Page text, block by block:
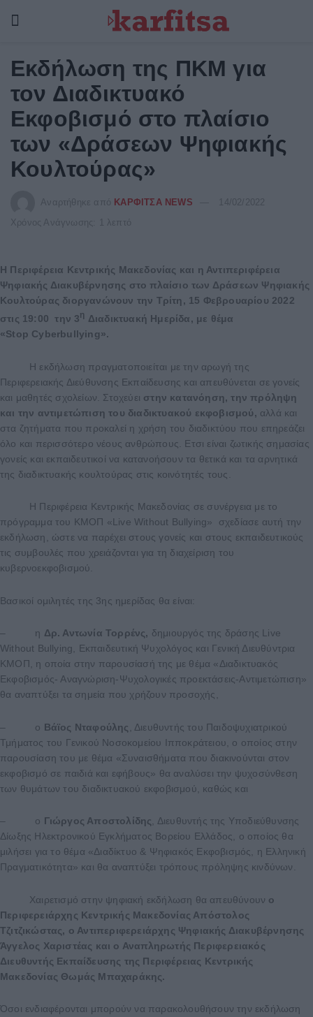
Εκδήλωση της ΠΚΜ για
τον Διαδικτυακό
Εκφοβισμό στο πλαίσιο
των «Δράσεων Ψηφιακής
Κουλτούρας»
Αναρτήθηκε από ΚΑΡΦΙΤΣΑ NEWS
Χρόνος Ανάγνωσης: 1 λεπτό
Η Περιφέρεια Κεντρικής Μακεδονίας και η Αντιπεριφέρεια
Ψηφιακής Διακυβέρνησης στο πλαίσιο των Δράσεων Ψηφιακής
Κουλτούρας διοργανώνουν την Τρίτη, 15 Φεβρουαρίου 2022
στις 19:00 την 3η Διαδικτυακή Ημερίδα, με θέμα
«Stop Cyberbullying».
Η εκδήλωση πραγματοποιείται με την αρωγή της
Περιφερειακής Διεύθυνσης Εκπαίδευσης και απευθύνεται σε γονείς
και μαθητές σχολείων. Στοχεύει στην κατανόηση, την πρόληψη
και την αντιμετώπιση του διαδικτυακού εκφοβισμού, αλλά και
στα ζητήματα που προκαλεί η χρήση του διαδικτύου που επηρεάζει
όλο και περισσότερο νέους ανθρώπους. Ετσι είναι ζωτικής σημασίας
γονείς και εκπαιδευτικοί να κατανοήσουν τα θετικά και τα αρνητικά
της διαδικτυακής κουλτούρας στις κοινότητές τους.
Η Περιφέρεια Κεντρικής Μακεδονίας σε συνέργεια με το
πρόγραμμα του ΚΜΟΠ «Live Without Bullying» σχεδίασε αυτή την
εκδήλωση, ώστε να παρέχει στους γονείς και στους εκπαιδευτικούς
τις συμβουλές που χρειάζονται για τη διαχείριση του
κυβερνοεκφοβισμού.
Βασικοί ομιλητές της 3ης ημερίδας θα είναι:
– η Δρ. Αντωνία Τορρένς, δημιουργός της δράσης Live
Without Bullying, Εκπαιδευτική Ψυχολόγος και Γενική Διευθύντρια
ΚΜΟΠ, η οποία στην παρουσίασή της με θέμα «Διαδικτυακός
Εκφοβισμός- Αναγνώριση-Ψυχολογικές προεκτάσεις-Αντιμετώπιση»
θα αναπτύξει τα σημεία που χρήζουν προσοχής,
– ο Βάϊος Νταφούλης
, Διευθυντής του Παιδοψυχιατρικού
Τμήματος του Γενικού Νοσοκομείου Ιπποκράτειου, ο οποίος στην
παρουσίαση του με θέμα «Συναισθήματα που διακινούνται στον
εκφοβισμό σε παιδιά και εφήβους» θα αναλύσει την ψυχοσύνθεση
των θυμάτων του διαδικτυακού εκφοβισμού, καθώς και
– ο Γιώργος Αποστολίδης , Διευθυντής της Υποδιεύθυνσης
Δίωξης Ηλεκτρονικού Εγκλήματος Βορείου Ελλάδος, ο οποίος θα
μιλήσει για το θέμα «Διαδίκτυο & Ψηφιακός Εκφοβισμός, η Eλληνική
Πραγματικότητα» και θα αναπτύξει τρόπους πρόληψης κινδύνων.
Χαιρετισμό στην ψηφιακή εκδήλωση θα απευθύνoυν ο
Περιφερειάρχης Κεντρικής Μακεδονίας Απόστολος
Τζιτζικώστας, ο Αντιπεριφερειάρχης Ψηφιακής Διακυβέρνησης
Άγγελος Χαριστέας και ο Αναπληρωτής Περιφερειακός
Διευθυντής Εκπαίδευσης της Περιφέρειας Κεντρικής
Μακεδονίας Θωμάς Μπαχαράκης.
Όσοι ενδιαφέρονται μπορούν να παρακολουθήσουν την εκδήλωση